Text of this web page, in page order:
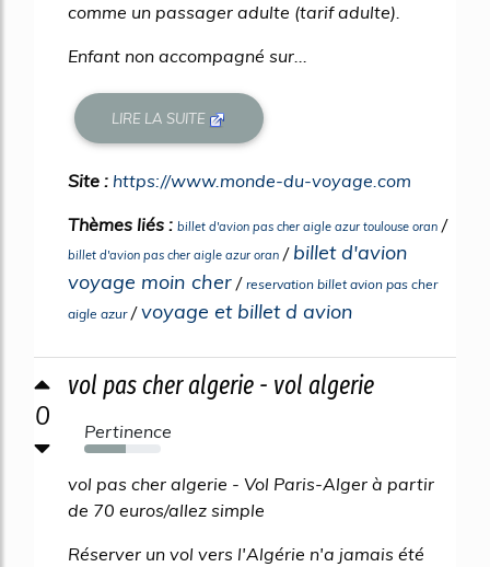
comme un passager adulte (tarif adulte).
Enfant non accompagné sur...
LIRE LA SUITE
Site : https://www.monde-du-voyage.com
Thèmes liés : billet d'avion pas cher aigle azur toulouse oran /
billet d'avion pas cher aigle azur oran / billet d'avion
voyage moin cher / reservation billet avion pas cher
aigle azur/voyage et billet d avion
0
vol pas cher algerie - vol algerie
Pertinence
54%
vol pas cher algerie - Vol Paris-Alger à partir
de 70 euros/allez simple
Réserver un vol vers l'Algérie n'a jamais été